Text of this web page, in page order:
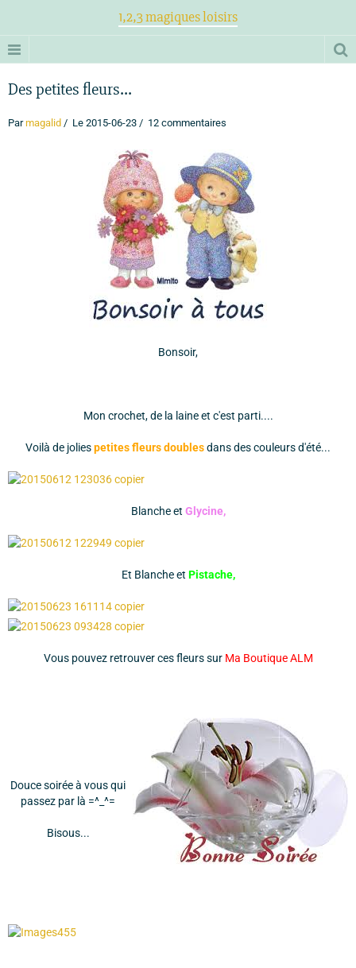
1,2,3 magiques loisirs
Des petites fleurs...
Parmagalid Le 2015-06-23 12 commentaires
Bonsoir,
Mon crochet, de la laine et c'est parti....
Voilà de joliespetites fleurs doublesdans des couleurs d'été...
Blanche et Glycine,
Et Blanche et Pistache,
Vous pouvez retrouver ces fleurs sur Ma Boutique ALM
Douce soirée à vous qui
passez par là =^_^=
Bisous...